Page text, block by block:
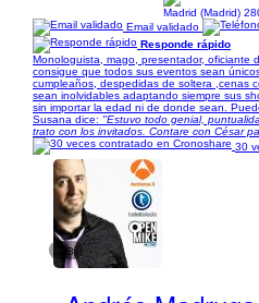
Madrid (Madrid)
Email validado
Responde rápido
Monologuista, mago, presentador, oficiante
consigue que todos sus eventos sean
cumpleaños, despedidas de soltera ,cenas
sean inolvidables adaptando siempre sus
sin importar la edad ni de donde sean.
Susana dice: "Estuvo todo genial,
trato con los invitados. Contare con César
30
1/3